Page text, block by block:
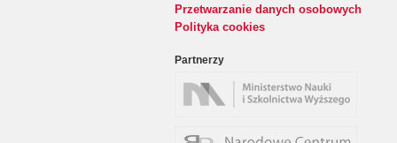
Przetwarzanie danych osobowych
Polityka cookies
Partnerzy